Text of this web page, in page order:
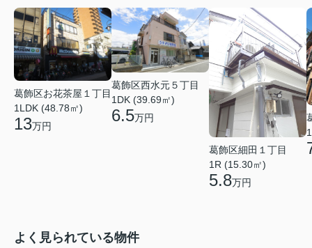
葛飾区お花茶屋１丁目
1LDK (48.78㎡)
13万円
葛飾区西水元５丁目
1DK (39.69㎡)
6.5万円
葛飾区細田１丁目
1R (15.30㎡)
5.8万円
よく見られている物件